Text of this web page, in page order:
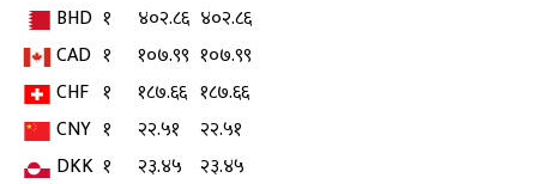
BHD १ ४०२.८६ ४०२.८६
CAD १ १०७.९९ १०७.९९
CHF १ १८७.६६ १८७.६६
CNY १ २२.५१
२२.५१
DKK १ २३.४५ २३.४५